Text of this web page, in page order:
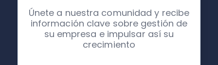
Únete a nuestra comunidad y recibe
información clave sobre gestión de
su empresa e impulsar así su
crecimiento